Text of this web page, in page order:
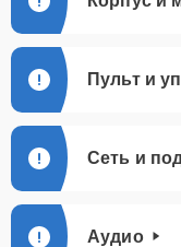
Пульт и
Сеть и
Аудио